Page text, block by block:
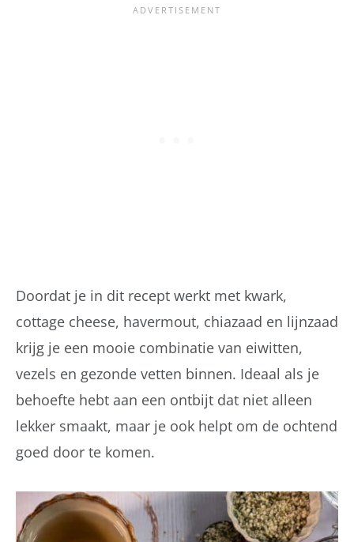
Doordat je in dit recept werkt met kwark,
cottage cheese, havermout, chiazaad en lijnzaad
krijg je een mooie combinatie van eiwitten,
vezels en gezonde vetten binnen. Ideaal als je
behoefte hebt aan een ontbijt dat niet alleen
lekker smaakt, maar je ook helpt om de ochtend
goed door te komen.